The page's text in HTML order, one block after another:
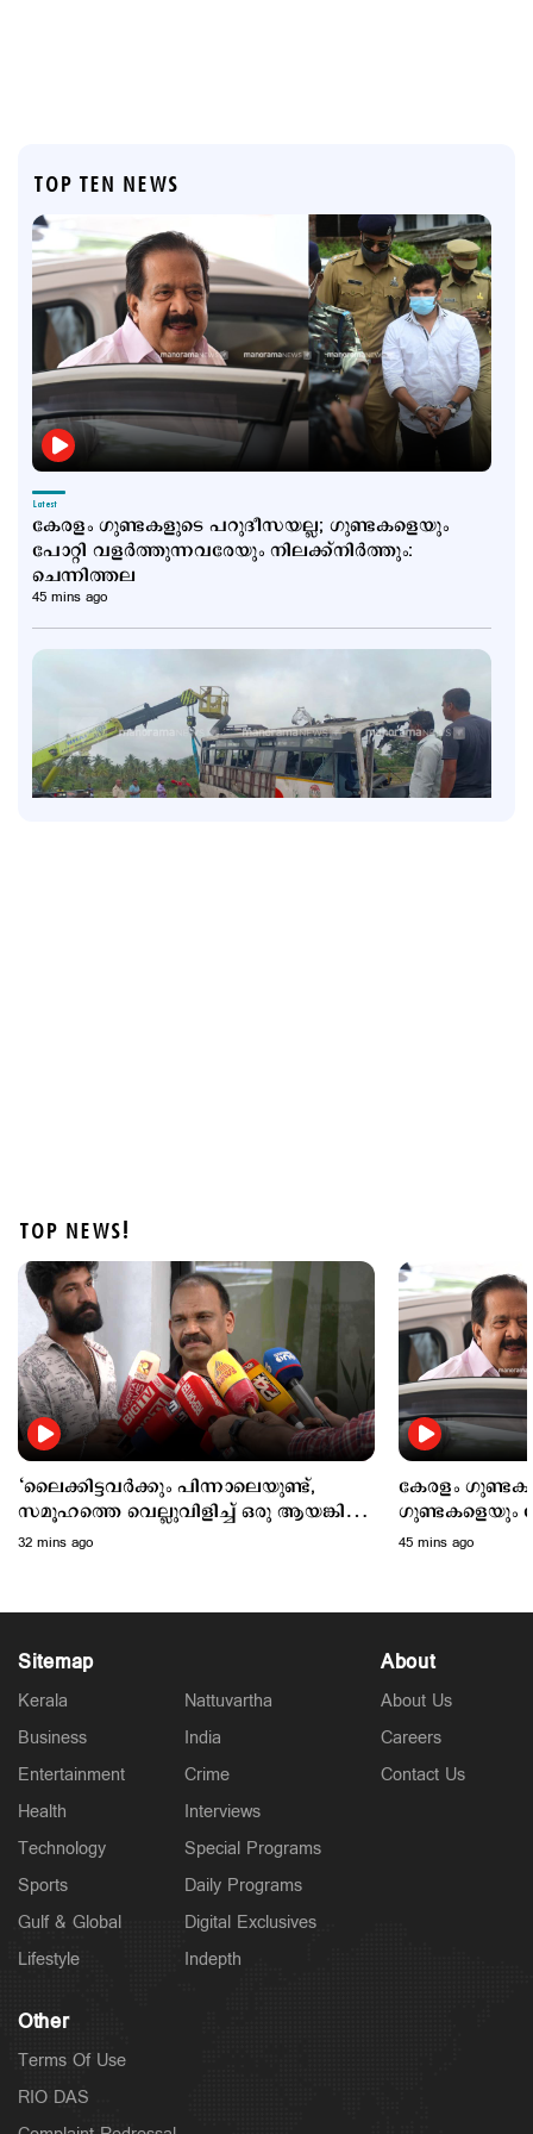
TOP TEN NEWS
Latest
കേരളം ഗുണ്ടകളുടെ പറുദീസയല്ല; ഗുണ്ടകളെയും
പോറ്റി വളര്‍ത്തുന്നവരേയും നിലക്ക്നിര്‍ത്തും:
ചെന്നിത്തല
45 mins ago
Latest
‘കടലില്‍ കാണാതായവരെ കിട്ടിയോ? ജീവിതം
നഷ്ടപ്പെട്ടയാളാണ്’; അര്‍ജുന്‍ ആയങ്കിയുടെ
പ്രതികരണം
3 hours ago
Latest
ഫ്ലാറ്റിലേക്ക് ഓട്ടോയില്‍; പൊലീസിനെ അറിയിച്ച്
4 hours ago
TOP NEWS!
‘ലൈക്കിട്ടവര്‍ക്കും പിന്നാലെയുണ്ട്,
സമൂഹത്തെ വെല്ലുവിളിച്ച് ഒരു ആയങ്കിയും
ഇനിയുണ്ടാവരുത്’
32 mins ago
കേരളം
ഗുണ്ടകളെയും
45 mins ago
Sitemap
Kerala
Business
Entertainment
Health
Technology
Sports
Gulf & Global
Lifestyle
Nattuvartha
India
Crime
Interviews
Special Programs
Daily Programs
Digital Exclusives
Indepth
About
About Us
Careers
Contact Us
Other
Terms Of Use
RIO DAS